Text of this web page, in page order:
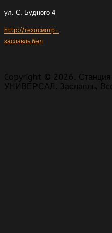
ул. С. Будного 4
http://техосмотр-
заславль.бел
Copyright © 2026. Станция
УНИВЕРСАЛ. Заславль.